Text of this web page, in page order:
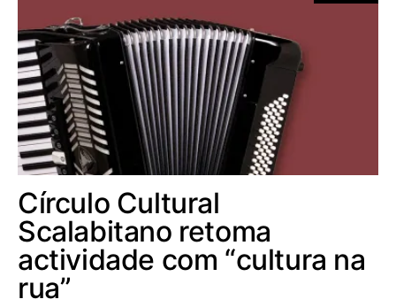
Círculo Cultural
Scalabitano retoma
actividade com “cultura na
rua”